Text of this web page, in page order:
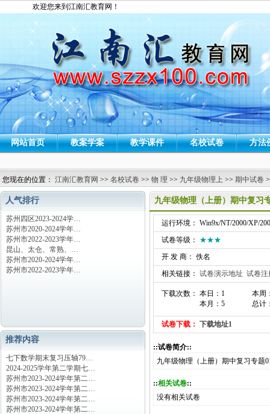
欢迎您来到江南汇教育网！
网站首页 教案学案 教学课件 名校试卷 方法
您现在的位置： 江南汇教育网 >> 名校试卷 >> 物 理 >> 九年级物理上 >> 期中试卷
人气排行
苏州四区2023-2024学…
苏州市2020-2024学年…
苏州市2022-2023学年…
昆山、太仓、常熟、…
苏州市2020-2024学年…
苏州市2022-2023学年…
推荐内容
七下数学期末复习压轴79…
2024-2025学年第二学期七…
苏州市2023-2024学年第二…
苏州市2023-2024学年第二…
苏州市2023-2024学年第二…
苏州市2023-2024学年第二…
九年级物理（上册）期中复习
运行环境： Win9x/NT/2000/XP/
试卷等级： ★★★
开 发 商： 佚名
相关链接： 试卷演示地址 试卷注
下载次数： 本日：1
本月：5
本周
总计
试卷下载： 下载地址1
::试卷简介::
九年级物理（上册）期中复习专题
::相关试卷::
没有相关试卷